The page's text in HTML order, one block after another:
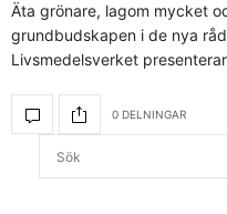
Äta grönare, lagom mycket
grundbudskapen i de nya
Livsmedelsverket
0 DELNINGAR